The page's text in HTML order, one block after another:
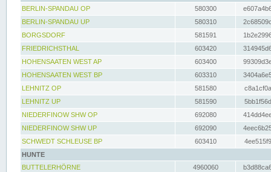
BERLIN-SPANDAU OP
580300
BERLIN-SPANDAU UP
580310
BORGSDORF
581591
FRIEDRICHSTHAL
603420
HOHENSAATEN WEST AP
603400
HOHENSAATEN WEST BP
603310
LEHNITZ OP
581580
LEHNITZ UP
581590
NIEDERFINOW SHW OP
692080
NIEDERFINOW SHW UP
692090
SCHWEDT SCHLEUSE BP
603410
HUNTE
BUTTELERHÖRNE
4960060